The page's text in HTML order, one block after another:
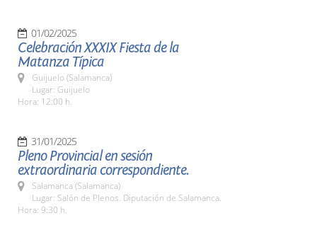
01/02/2025
Celebración XXXIX Fiesta de la
Matanza Típica
Guijuelo (Salamanca)
Lugar: Guijuelo
Hora: 12:00 h.
31/01/2025
Pleno Provincial en sesión
extraordinaria correspondiente.
Salamanca (Salamanca)
Lugar: Salón de Plenos. Diputación de Salamanca.
Hora: 9:30 h.